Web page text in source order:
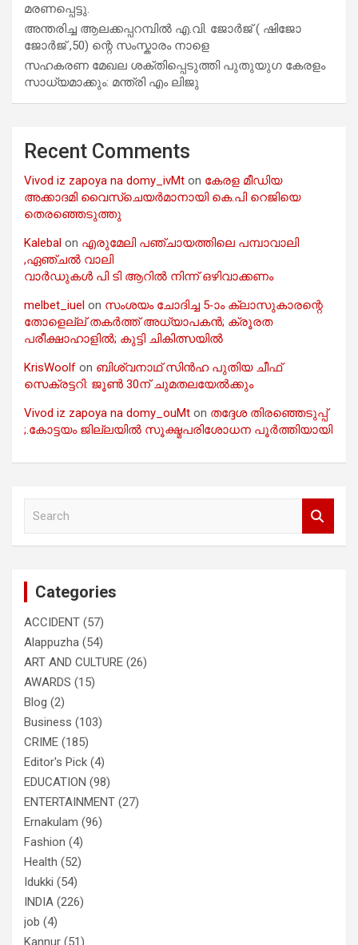
മരണപ്പെട്ടു.
അന്തരിച്ച ആ​ല​ക്ക​പ്പ​റമ്പിൽ​ എ.​വി. ജോ​ർ​ജ് ( ഷിജോ
ജോർജ് ,50) ന്റെ സംസ്കാരം നാളെ
സഹകരണ മേഖല ശക്തിപ്പെടുത്തി പുതുയുഗ കേരളം
സാധ്യമാക്കും: മന്ത്രി എം ലിജു
Recent Comments
Vivod iz zapoya na domy_ivMt on കേരള മീഡിയ
അക്കാദമി വൈസ്ചെയർമാനായി കെ.പി റെജിയെ
തെരഞ്ഞെടുത്തു
Kalebal on എരുമേലി പഞ്ചായത്തിലെ പമ്പാവാലി
,ഏഞ്ചൽ വാലി
വാർഡുകൾ പി ടി ആറിൽ നിന്ന് ഒഴിവാക്കണം
melbet_iuel on സംശയം ചോദിച്ച 5-ാം ക്ലാസുകാരന്റെ
തോളെല്ല് തകർത്ത് അധ്യാപകൻ; ക്രൂരത
പരീക്ഷാഹാളിൽ; കുട്ടി ചികിത്സയിൽ
KrisWoolf on ബിശ്വനാഥ് സിൻഹ പുതിയ ചീഫ്
സെക്രട്ടറി: ജൂൺ 30ന് ചുമതലയേൽക്കും
Vivod iz zapoya na domy_ouMt on തദ്ദേശ തിരഞ്ഞെടുപ്പ്
;.കോട്ടയം ജില്ലയിൽ സൂക്ഷ്മപരിശോധന പൂർത്തിയായി
Categories
ACCIDENT (57)
Alappuzha (54)
ART AND CULTURE (26)
AWARDS (15)
Blog (2)
Business (103)
CRIME (185)
Editor's Pick (4)
EDUCATION (98)
ENTERTAINMENT (27)
Ernakulam (96)
Fashion (4)
Health (52)
Idukki (54)
INDIA (226)
job (4)
Kannur (51)